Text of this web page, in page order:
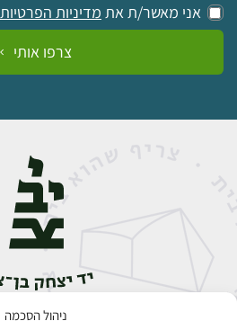
ניהול הסכמה
למידע ולרכישה
אני מאשר/ת את מדיניות הפרטיות
צרפו אותי
אבן גבירול 14, רחביה, ירושלים